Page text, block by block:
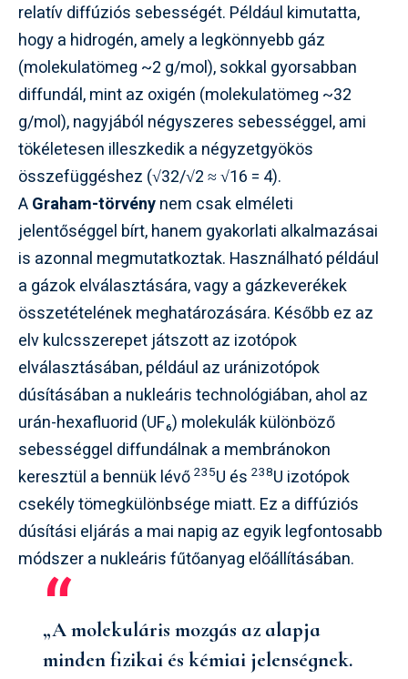
relatív diffúziós sebességét. Például kimutatta,
hogy a hidrogén, amely a legkönnyebb gáz
(molekulatömeg ~2 g/mol), sokkal gyorsabban
diffundál, mint az oxigén (molekulatömeg ~32
g/mol), nagyjából négyszeres sebességgel, ami
tökéletesen illeszkedik a négyzetgyökös
összefüggéshez (√32/√2 ≈ √16 = 4).
AGraham-törvénynem csak elméleti
jelentőséggel bírt, hanem gyakorlati alkalmazásai
is azonnal megmutatkoztak. Használható például
a gázok elválasztására, vagy a gázkeverékek
összetételének meghatározására. Később ez az
elv kulcsszerepet játszott az izotópok
elválasztásában, például az uránizotópok
dúsításában a nukleáris technológiában, ahol az
urán-hexafluorid (UF₆) molekulák különböző
sebességgel diffundálnak a membránokon
keresztül a bennük lévő 235U és 238U izotópok
csekély tömegkülönbsége miatt. Ez a diffúziós
dúsítási eljárás a mai napig az egyik legfontosabb
módszer a nukleáris fűtőanyag előállításában.
„A molekuláris mozgás az alapja
minden fizikai és kémiai jelenségnek.